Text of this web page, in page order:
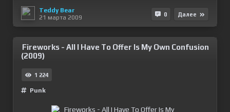
Teddy Bear
21 марта 2009
0 Далее
Fireworks - All I Have To Offer Is My Own Confusion
(2009)
1 224
Punk